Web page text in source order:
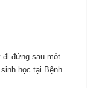
đi đứng sau một
học tại Bệnh